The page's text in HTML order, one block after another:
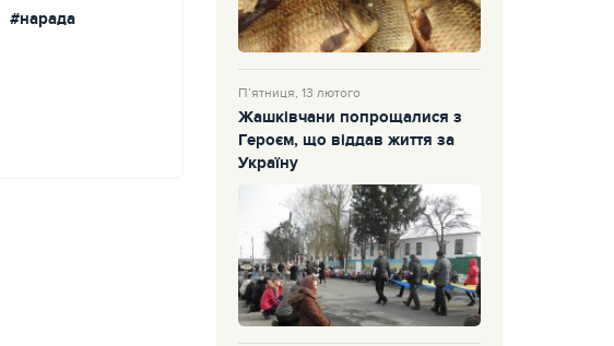
#нарада
П’ятниця, 13 лютого
Жашківчани попрощалися з
Героєм, що віддав життя за
Україну